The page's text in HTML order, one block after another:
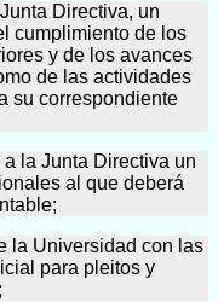
Directiva, un
cumplimiento de los
y de los avances
de las actividades
su correspondiente
la Junta Directiva un
al que deberá
la Universidad con las
para pleitos y